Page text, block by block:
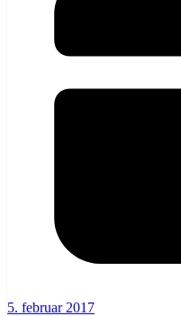
5. februar 2017